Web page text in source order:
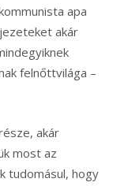
apa
akár
felnőttvilága –
akár
most az
tudomásul, hogy